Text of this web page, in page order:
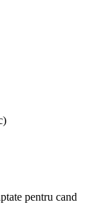
pentru cand